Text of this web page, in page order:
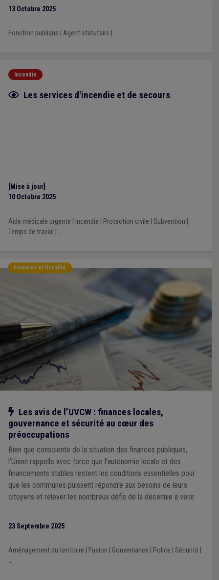
13 Octobre 2025
Fonction publique Agent statutaire
Incendie
Fiche focus
Les services d'incendie et de secours
[Mise à jour]
10 Octobre 2025
Aide médicale urgente Incendie Protection civile Subvention
Temps de travail
...
Finances et fiscalité
Notre action
Les avis de l’UVCW : finances locales,
gouvernance et sécurité au cœur des
préoccupations
Bien que consciente de la situation des finances publiques,
l’Union rappelle avec force que l’autonomie locale et des
financements stables restent les conditions essentielles pour
que les communes puissent répondre aux besoins de leurs
citoyens et relever les nombreux défis de la décennie à venir.
23 Septembre 2025
Aménagement du territoire Fusion Gouvernance Police Sécurité
...